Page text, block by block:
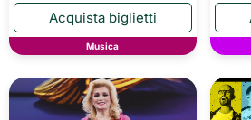
Musica